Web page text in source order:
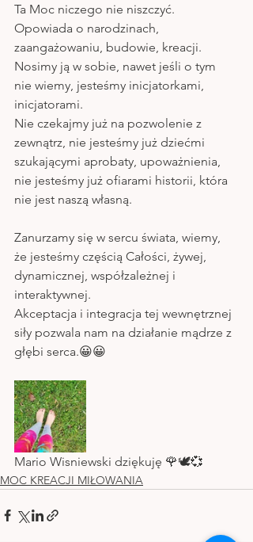
Ta Moc niczego nie niszczyć.
Opowiada o narodzinach,
zaangażowaniu, budowie, kreacji.
Nosimy ją w sobie, nawet jeśli o tym
nie wiemy, jesteśmy inicjatorkami,
inicjatorami.
Nie czekajmy już na pozwolenie z
zewnątrz, nie jesteśmy już dziećmi
szukającymi aprobaty, upoważnienia,
nie jesteśmy już ofiarami historii, która
nie jest naszą własną.
Zanurzamy się w sercu świata, wiemy,
że jesteśmy częścią Całości, żywej,
dynamicznej, współzależnej i
interaktywnej.
Akceptacja i integracja tej wewnętrznej
siły pozwala nam na działanie mądrze z
głębi serca.😀😀
Mario Wisniewski dziękuję 🌹🕊💞
MOC KREACJI MIŁOWANIA